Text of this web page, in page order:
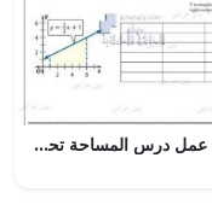
أوراق عمل درس المساحة تحت المنحني والتكامل من الوحدة الحادية عشرة, (رياضيات) الثاني عشر العام